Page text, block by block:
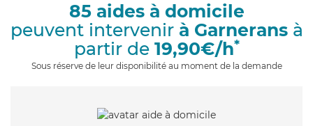
i
85 aides à domicile
peuvent intervenir à Garneransà
partir de 19,90€/h*
Sous réserve de leur disponibilité au moment de la demande